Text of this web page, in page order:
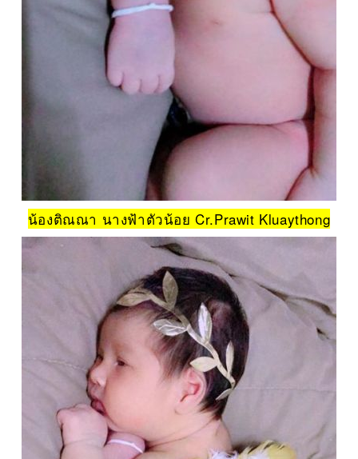
น้องติณณา นางฟ้าตัวน้อย Cr.Prawit Kluaythong